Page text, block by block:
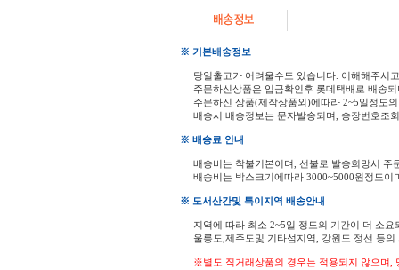
※ 기본배송정보
당일출고가 어려울수도 있습니다. 이해해주시
주문하신상품은 입금확인후 롯데택배로 배송
주문하신 상품(제작상품외)에따라 2~5일정도
배송시 배송정보는 문자발송되며, 송장번호조
※ 배송료 안내
배송비는 착불기본이며, 선불로 발송희망시
배송비는 박스크기에따라 3000~5000원정도
※ 도서산간및 특이지역 배송안내
지역에 따라 최소 2~5일 정도의 기간이 더 소
울릉도,제주도및 기타섬지역, 강원도 정선 등
※별도 직거래상품의 경우는 적용되지 않으며,